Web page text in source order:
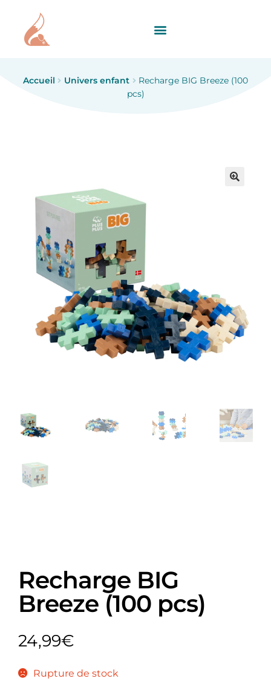
Accueil Univers enfant
Recharge BIG Breeze (100
pcs)
Recharge BIG
Breeze (100 pcs)
24,99€
Rupture de stock